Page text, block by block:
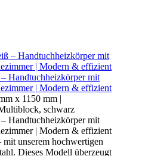
Handtuchheizkörper mit
| Modern & effizient
x 1150 mm |
schwarz
Handtuchheizkörper mit
| Modern & effizient
unserem hochwertigen
Dieses Modell überzeugt